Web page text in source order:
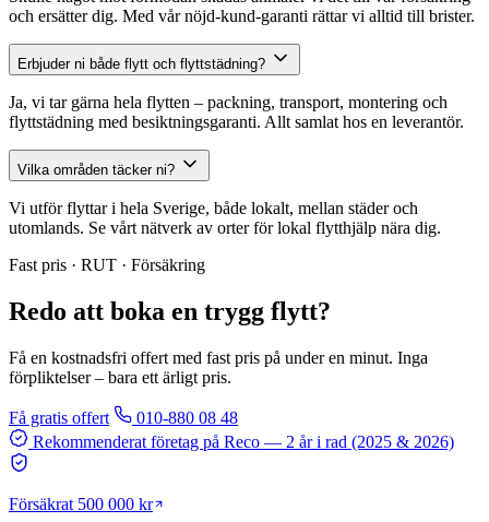
och ersätter dig. Med vår nöjd-kund-garanti rättar vi alltid till brister.
Erbjuder ni både flytt och flyttstädning?
Ja, vi tar gärna hela flytten – packning, transport, montering och
flyttstädning med besiktningsgaranti. Allt samlat hos en leverantör.
Vilka områden täcker ni?
Vi utför flyttar i hela Sverige, både lokalt, mellan städer och
utomlands. Se vårt nätverk av orter för lokal flytthjälp nära dig.
Fast pris · RUT · Försäkring
Redo att boka en trygg flytt?
Få en kostnadsfri offert med fast pris på under en minut. Inga
förpliktelser – bara ett ärligt pris.
Få gratis offert
010-880 08 48
Rekommenderat företag på Reco — 2 år i rad (2025 & 2026)
Försäkrat 500 000 kr